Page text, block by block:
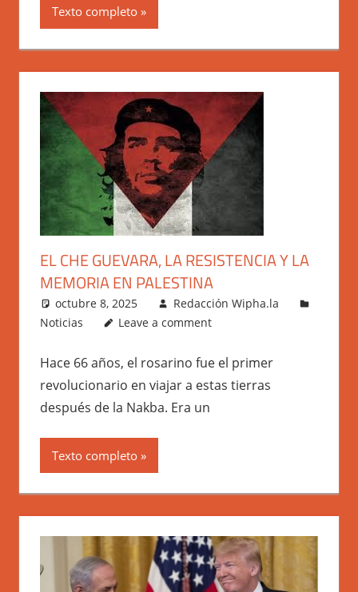
Texto completo
EL CHE GUEVARA, LA RESISTENCIA Y LA
MEMORIA EN PALESTINA
octubre 8, 2025
Redacción Wipha.la
Noticias
Leave a comment
Hace 66 años, el rosarino fue el primer
revolucionario en viajar a estas tierras
después de la Nakba. Era un
Texto completo